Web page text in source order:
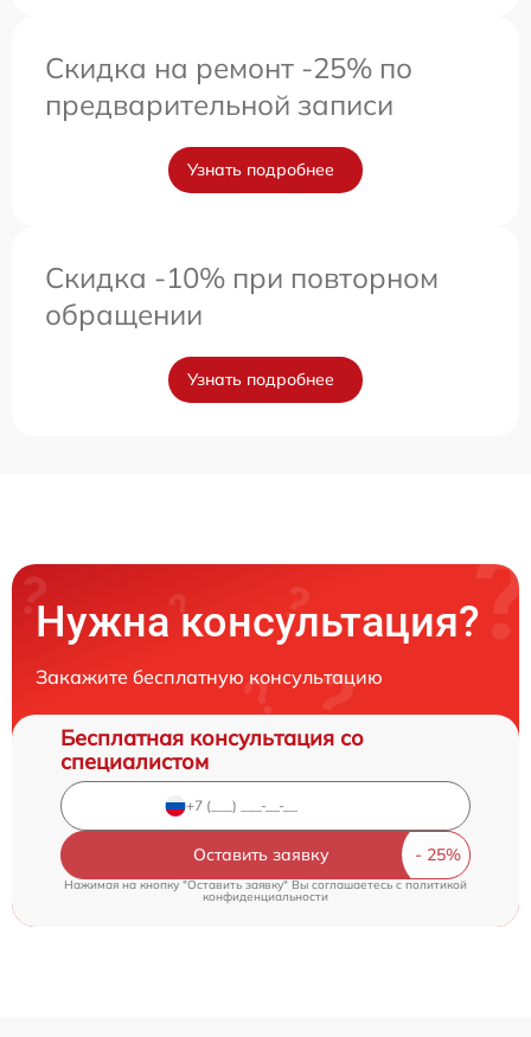
Скидка на ремонт -25% по
предварительной записи
Узнать подробнее
Скидка -10% при повторном
обращении
Узнать подробнее
Нужна консультация?
Закажите бесплатную консультацию
Бесплатная консультация со
специалистом
Оставить заявку
Нажимая на кнопку "Оставить заявку" Вы соглашаетесь cполитикой
конфиденциальности